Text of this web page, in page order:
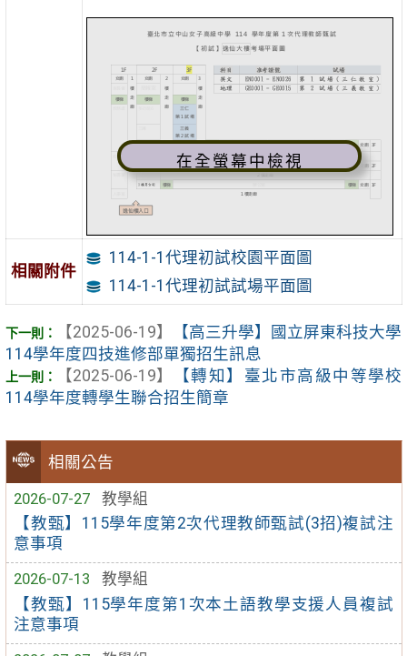
相關公告
2026-07-27
教學組
【教甄】115學年度第2次代理教師甄試(3招)複試注
意事項
2026-07-13
教學組
【教甄】115學年度第1次本土語教學支援人員複試
注意事項
在全螢幕中檢視
相關附件
114-1-1代理初試校園平面圖
114-1-1代理初試試場平面圖
【2025-06-19】
【高三升學】國立屏東科技大學
114學年度四技進修部單獨招生訊息
【2025-06-19】
【轉知】臺北市高級中等學校
114學年度轉學生聯合招生簡章